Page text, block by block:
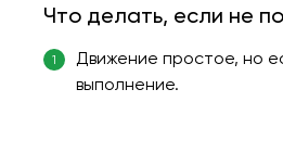
Что делать, если не
1
Движение простое, но
выполнение.